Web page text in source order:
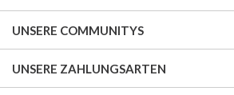
UNSERE COMMUNITYS
UNSERE ZAHLUNGSARTEN